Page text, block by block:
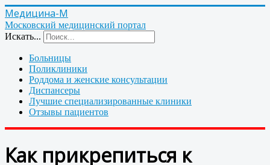
Медицина-М
Московский медицинский портал
Искать...
Больницы
Поликлиники
Роддома и женские консультации
Диспансеры
Лучшие специализированные клиники
Отзывы пациентов
Как прикрепиться к